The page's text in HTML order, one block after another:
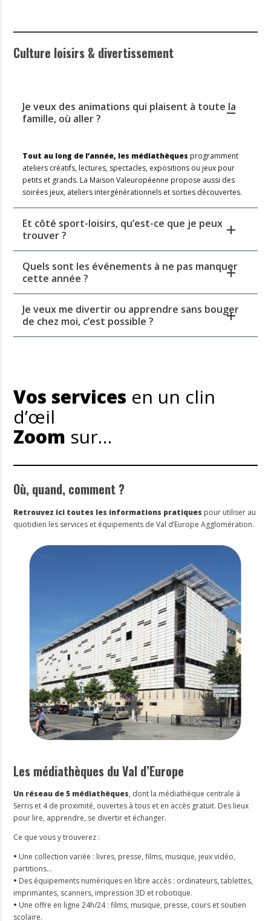
Culture loisirs & divertissement
Je veux des animations qui plaisent à toute la
famille, où aller ?
Tout au long de l’année, les médiathèques programment
ateliers créatifs, lectures, spectacles, expositions ou jeux pour
petits et grands. La Maison Valeuropéenne propose aussi des
soirées jeux, ateliers intergénérationnels et sorties découvertes.
Et côté sport-loisirs, qu’est-ce que je peux
trouver ?
Quels sont les événements à ne pas manquer
cette année ?
Je veux me divertir ou apprendre sans bouger
de chez moi, c’est possible ?
Vos services en un clin
d’œil
Zoom sur…
Où, quand, comment ?
Retrouvez ici toutes les informations pratiques pour utiliser au
quotidien les services et équipements de Val d’Europe Agglomération.
Les médiathèques du Val d’Europe
Un réseau de 5 médiathèques, dont la médiathèque centrale à
Serris et 4 de proximité, ouvertes à tous et en accès gratuit. Des lieux
pour lire, apprendre, se divertir et échanger.
Ce que vous y trouverez :
• Une collection variée : livres, presse, films, musique, jeux vidéo,
partitions…
• Des équipements numériques en libre accès : ordinateurs, tablettes,
imprimantes, scanners, impression 3D et robotique.
• Une offre en ligne 24h/24 : films, musique, presse, cours et soutien
scolaire.